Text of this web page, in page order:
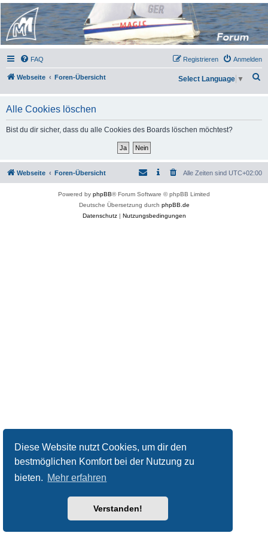
Diese Website nutzt Cookies, um dir den
bestmöglichen Komfort bei der Nutzung zu
bieten. Mehr erfahren
Verstanden!
Micro Magic Forum
Deutschland
FAQ Anmelden
Registrieren
Webseite Foren-Übersicht
h
Select Language ▼
Alle Cookies löschen
Bist du dir sicher, dass du alle Cookies des Boards löschen möchtest?
Webseite Foren-Übersicht Alle Zeiten sind UTC+02:00
Powered by phpBB® Forum Software © phpBB Limited
Deutsche Übersetzung durch phpBB.de
Datenschutz| Nutzungsbedingungen